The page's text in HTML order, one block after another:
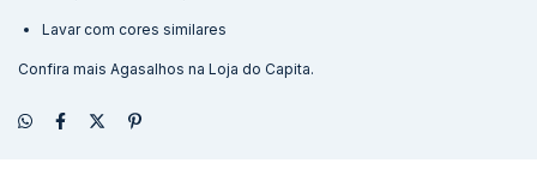
Lavar com cores similares
Confira mais Agasalhos na Loja do Capita.